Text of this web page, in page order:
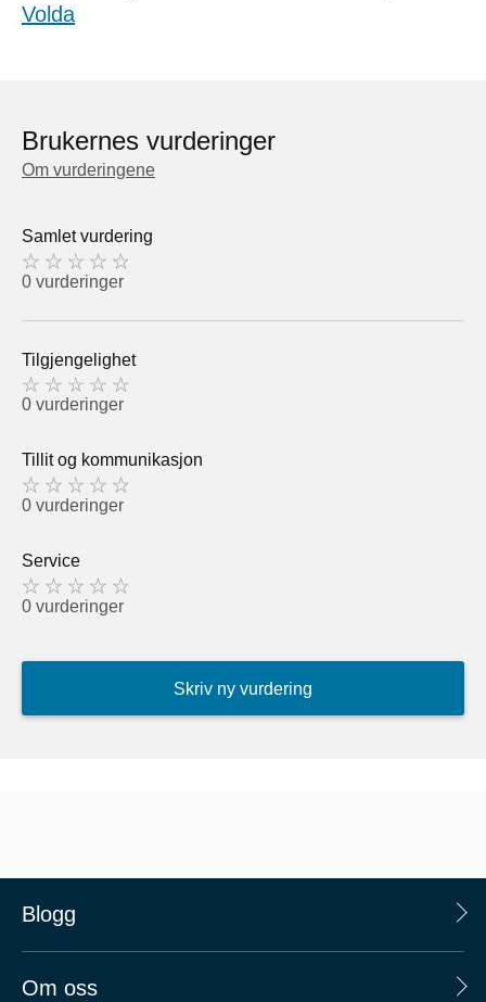
Volda
Brukernes vurderinger
Om vurderingene
Samlet vurdering
0 vurderinger
Tilgjengelighet
0 vurderinger
Tillit og kommunikasjon
0 vurderinger
Service
0 vurderinger
Skriv ny vurdering
Blogg
Om oss